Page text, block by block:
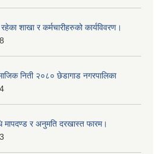
शाखा र कर्मचारीहरुको कार्यविवरण।
निती २०८० छेडागाड नगरपालिका
मापदण्ड र अनुमति दरखास्त फारम।